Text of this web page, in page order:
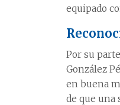
equipado
Por su
González
en buena
de que una